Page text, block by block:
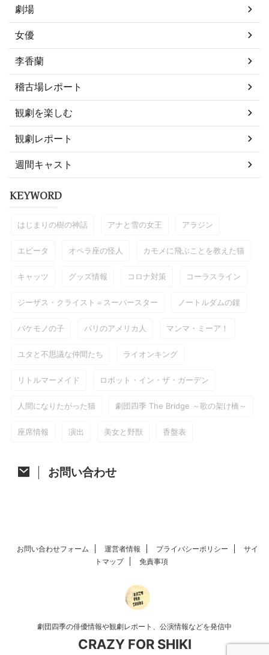
劇場
女優
李香蘭
稽古場レポート
観劇を楽しむ
観劇レポート
週間キャスト
KEYWORD
はじまりの樹の神話 アナと雪の女王 アラジン
エビータ オペラ座の怪人 カモメに飛ぶことを教えた猫
キャッツ グッズ情報 コロナ対策 コーラスライン
ジーザス・クライスト＝スーパースター ノートルダムの鐘
バケモノの子 パリのアメリカ人 マンマ・ミーア！
ユタと不思議な仲間たち ライオンキング
リトルマーメイド ロボット・イン・ザ・ガーデン
人間になりたがった猫 劇団四季 The Bridge ～歌の架け橋～
座席情報 演出 美女と野獣 香盤表
お問い合わせ
お問い合わせフォーム 運営者情報 プライバシーポリシー
サイ
トマップ
免責事項
劇団四季の俳優情報や観劇レポート、公演情報などを発信中
CRAZY FOR SHIKI